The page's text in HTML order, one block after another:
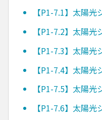
【P1-7.1】太陽光
【P1-7.2】太陽光
【P1-7.3】太陽光
【P1-7.4】太陽光
【P1-7.5】太陽光
【P1-7.6】太陽光